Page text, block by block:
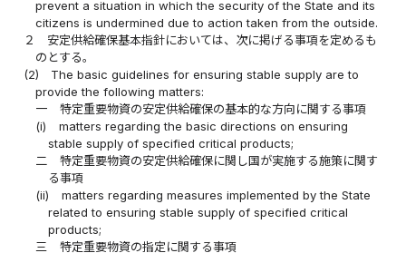
prevent a situation in which the security of the State and its
citizens is undermined due to action taken from the outside.
２
安定供給確保基本指針においては、次に掲げる事項を定めるも
のとする。
(2)
The basic guidelines for ensuring stable supply are to
provide the following matters:
一
特定重要物資の安定供給確保の基本的な方向に関する事項
(i)
matters regarding the basic directions on ensuring
stable supply of specified critical products;
二
特定重要物資の安定供給確保に関し国が実施する施策に関す
る事項
(ii)
matters regarding measures implemented by the State
related to ensuring stable supply of specified critical
products;
三
特定重要物資の指定に関する事項